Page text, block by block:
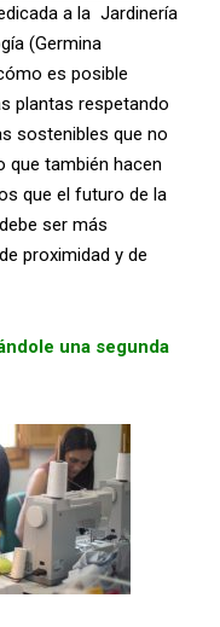
a la Jardinería
(Germina
es posible
plantas respetando
sostenibles que no
que también hacen
que el futuro de la
ser más
proximidad y de
una segunda